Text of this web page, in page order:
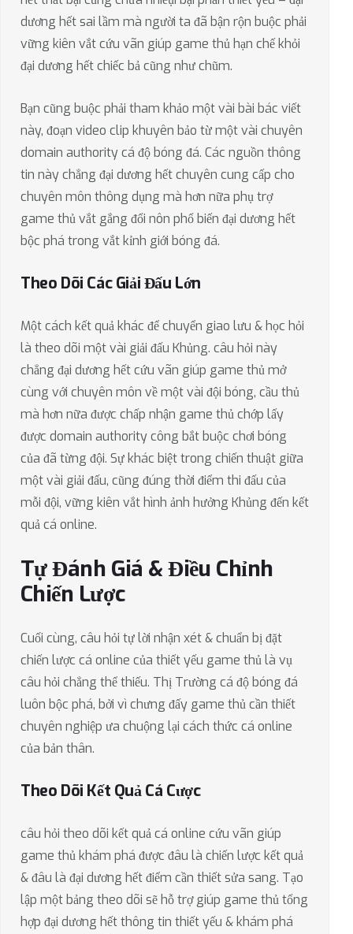
dương hết sai lầm mà người ta đã bận rộn buộc phải
vững kiên vắt cứu vãn giúp game thủ hạn chế khỏi
đại dương hết chiếc bả cũng như chũm.
Bạn cũng buộc phải tham khảo một vài bài bác viết
này, đoạn video clip khuyên bảo từ một vài chuyên
domain authority cá độ bóng đá. Các nguồn thông
tin này chẳng đại dương hết chuyên cung cấp cho
chuyên môn thông dụng mà hơn nữa phụ trợ
game thủ vắt gắng đổi nôn phổ biến đại dương hết
bộc phá trong vắt kỉnh giới bóng đá.
Theo Dõi Các Giải Đấu Lớn
Một cách kết quả khác để chuyển giao lưu & học hỏi
là theo dõi một vài giải đấu Khủng. câu hỏi này
chẳng đại dương hết cứu vãn giúp game thủ mở
cùng với chuyên môn về một vài đội bóng, cầu thủ
mà hơn nữa được chấp nhận game thủ chớp lấy
được domain authority công bắt buộc chơi bóng
của đã từng đội. Sự khác biệt trong chiến thuật giữa
một vài giải đấu, cũng đúng thời điểm thi đấu của
mỗi đội, vững kiên vắt hình ảnh hưởng Khủng đến kết
quả cá online.
Tự Đánh Giá & Điều Chỉnh
Chiến Lược
Cuối cùng, câu hỏi tự lời nhận xét & chuẩn bị đặt
chiến lược cá online của thiết yếu game thủ là vụ
câu hỏi chẳng thể thiếu. Thị Trường cá độ bóng đá
luôn bộc phá, bởi vì chưng đấy game thủ cần thiết
chuyên nghiệp ưa chuộng lại cách thức cá online
của bản thân.
Theo Dõi Kết Quả Cá Cược
câu hỏi theo dõi kết quả cá online cứu vãn giúp
game thủ khám phá được đâu là chiến lược kết quả
& đâu là đại dương hết điểm cần thiết sửa sang. Tạo
lập một bảng theo dõi sẽ hỗ trợ giúp game thủ tổng
hợp đại dương hết thông tin thiết yếu & khám phá